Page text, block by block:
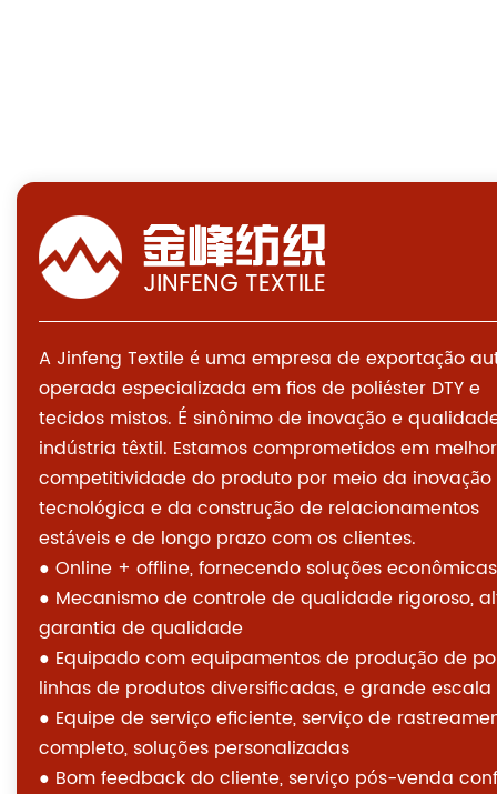
A Jinfeng Textile é uma empresa de exportação
operada especializada em fios de poliéster DTY e
tecidos mistos. É sinônimo de inovação e
indústria têxtil. Estamos comprometidos em
competitividade do produto por meio da inovação
tecnológica e da construção de relacionamentos
estáveis ​​e de longo prazo com os clientes.
● Online + offline, fornecendo soluções econômicas
● Mecanismo de controle de qualidade rigoroso,
garantia de qualidade
● Equipado com equipamentos de produção de
linhas de produtos diversificadas, e grande escala
● Equipe de serviço eficiente, serviço de
completo, soluções personalizadas
● Bom feedback do cliente, serviço pós-venda